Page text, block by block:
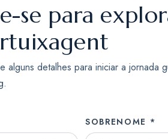
se para
alguns detalhes para iniciar a jornada
SOBRENOME *